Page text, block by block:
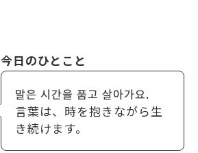
今日のひとこと
말은 시간을 품고 살아가요.
言葉は、時を抱きながら生
き続けます。